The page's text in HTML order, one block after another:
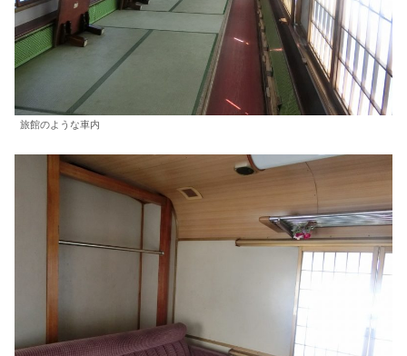
旅館のような車内